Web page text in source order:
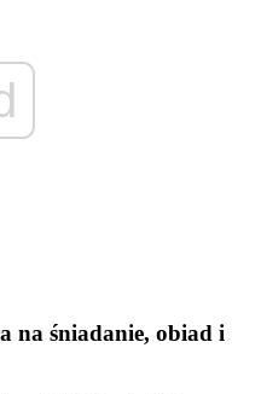
na śniadanie, obiad i